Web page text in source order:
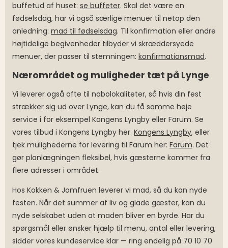
buffetud af huset: se buffeter. Skal det være en
fødselsdag, har vi også særlige menuer til netop den
anledning: mad til fødselsdag. Til konfirmation eller andre
højtidelige begivenheder tilbyder vi skræddersyede
menuer, der passer til stemningen: konfirmationsmad.
Nærområdet og muligheder tæt på Lynge
Vi leverer også ofte til nabolokaliteter, så hvis din fest
strækker sig ud over Lynge, kan du få samme høje
service i for eksempel Kongens Lyngby eller Farum. Se
vores tilbud i Kongens Lyngby her: Kongens Lyngby, eller
tjek mulighederne for levering til Farum her: Farum. Det
gør planlægningen fleksibel, hvis gæsterne kommer fra
flere adresser i området.
Hos Kokken & Jomfruen leverer vi mad, så du kan nyde
festen. Når det summer af liv og glade gæster, kan du
nyde selskabet uden at maden bliver en byrde. Har du
spørgsmål eller ønsker hjælp til menu, antal eller levering,
sidder vores kundeservice klar — ring endelig på 70 10 70